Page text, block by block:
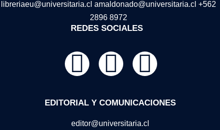
libreriaeu@universitaria.cl amaldonado@universitaria.cl +562
2896 8972
REDES SOCIALES
EDITORIAL Y COMUNICACIONES
editor@universitaria.cl